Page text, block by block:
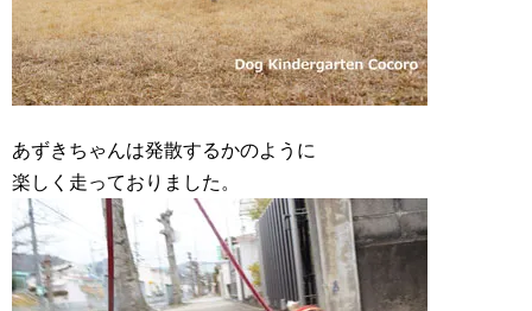
あずきちゃんは発散するかのように
楽しく走っておりました。